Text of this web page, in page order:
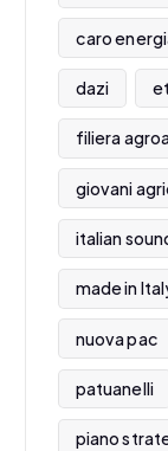
caro
dazi
filiera
giovani
italian
made in
nuova pac
patuanelli
piano